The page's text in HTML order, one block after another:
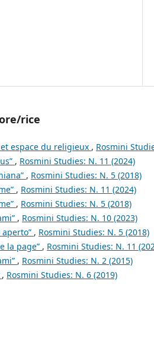
rice
et espace du religieux , Rosmini
, Rosmini Studies: N. 11 (2024)
, Rosmini Studies: N. 5 (2018)
, Rosmini Studies: N. 11 (2024)
, Rosmini Studies: N. 5 (2018)
, Rosmini Studies: N. 10 (2023)
, Rosmini Studies: N. 5 (2018)
la page” , Rosmini Studies: N. 11
, Rosmini Studies: N. 2 (2015)
, Rosmini Studies: N. 6 (2019)